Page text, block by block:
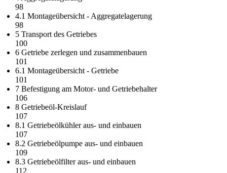
98
4.1 Montageübersicht - Aggregatelagerung
98
5 Transport des Getriebes
100
6 Getriebe zerlegen und zusammenbauen
101
6.1 Montageübersicht - Getriebe
101
7 Befestigung am Motor- und Getriebehalter
106
8 Getriebeöl-Kreislauf
107
8.1 Getriebeölkühler aus- und einbauen
107
8.2 Getriebeölpumpe aus- und einbauen
109
8.3 Getriebeölfilter aus- und einbauen
112